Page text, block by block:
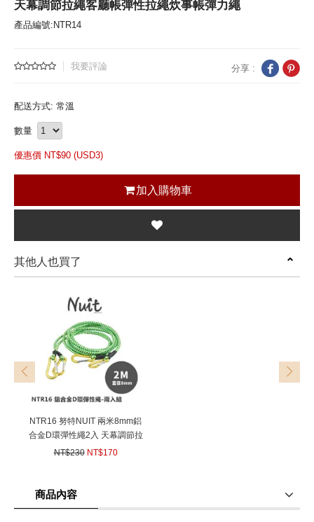
天幕調節拉繩客廳帳彈性拉繩炊事帳彈力繩
產品編號:NTR14
我要評論 分享 :
配送方式: 常溫
數量
優惠價 NT$90 (USD3)
加入購物車
其他人也買了
NTR16 努特NUIT 兩米8mm鋁
合金D環彈性繩2入 天幕調節拉
繩客廳帳彈性拉繩炊事帳彈力
NT$230 NT$170
prev next
商品內容